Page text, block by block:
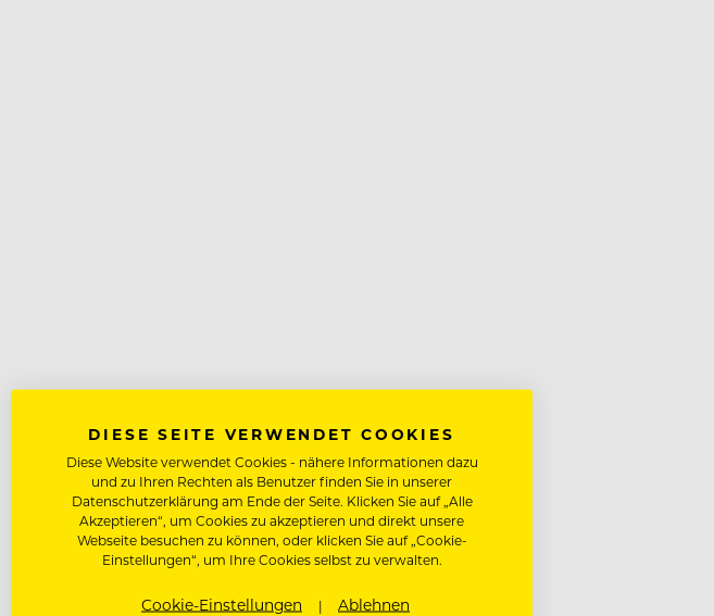
DIESE SEITE VERWENDET COOKIES
Diese Website verwendet Cookies - nähere Informationen dazu
und zu Ihren Rechten als Benutzer finden Sie in unserer
Datenschutzerklärung am Ende der Seite. Klicken Sie auf „Alle
Akzeptieren“, um Cookies zu akzeptieren und direkt unsere
Webseite besuchen zu können, oder klicken Sie auf „Cookie-
Einstellungen“, um Ihre Cookies selbst zu verwalten.
Cookie-Einstellungen Ablehnen